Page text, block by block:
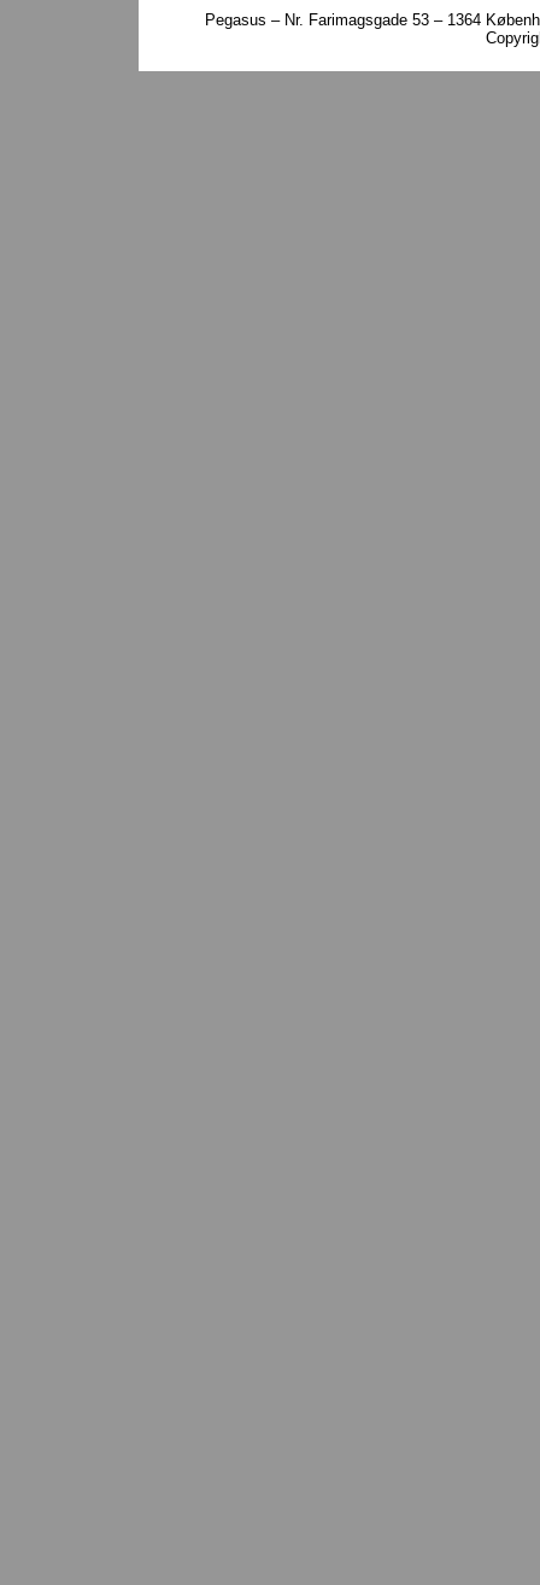
Pegasus – Nr. Farimagsgade 53 – 1364